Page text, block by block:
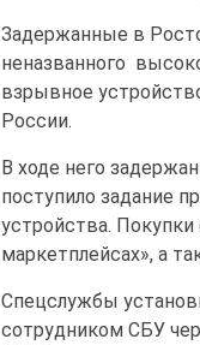
Задержанные в
неназванного
взрывное
России.
В ходе него
поступило задание
устройства.
маркетплейсах», а
Спецслужбы
сотрудником СБУ